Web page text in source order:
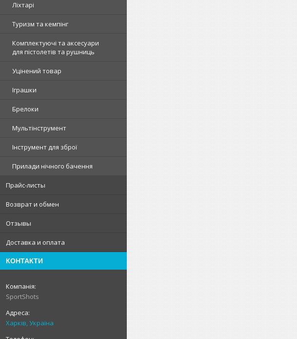
Ліхтарі
Туризм та кемпінг
Комплектуючі та аксесуари
для пістолетів та рушниць
Уцінений товар
Іграшки
Брелоки
Мультінструмент
Інструмент для зброї
Прилади нічного бачення
Прайс-листы
Возврат и обмен
Отзывы
Доставка и оплата
КОНТАКТИ
SportShots
Харків, Україна